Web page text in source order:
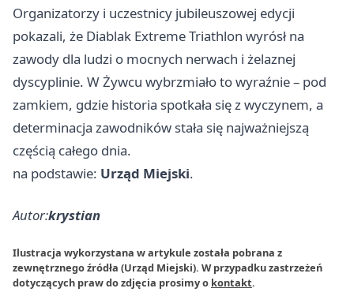
Organizatorzy i uczestnicy jubileuszowej edycji
pokazali, że Diablak Extreme Triathlon wyrósł na
zawody dla ludzi o mocnych nerwach i żelaznej
dyscyplinie. W Żywcu wybrzmiało to wyraźnie – pod
zamkiem, gdzie historia spotkała się z wyczynem, a
determinacja zawodników stała się najważniejszą
częścią całego dnia.
na podstawie: Urząd Miejski.
Autor:krystian
Ilustracja wykorzystana w artykule została pobrana z
zewnętrznego źródła (Urząd Miejski). W przypadku zastrzeżeń
dotyczących praw do zdjęcia prosimy o kontakt.